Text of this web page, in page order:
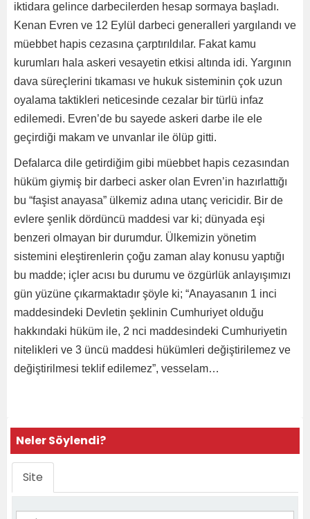
iktidara gelince darbecilerden hesap sormaya başladı.
Kenan Evren ve 12 Eylül darbeci generalleri yargılandı ve
müebbet hapis cezasına çarptırıldılar. Fakat kamu
kurumları hala askeri vesayetin etkisi altında idi. Yargının
dava süreçlerini tıkaması ve hukuk sisteminin çok uzun
oyalama taktikleri neticesinde cezalar bir türlü infaz
edilemedi. Evren’de bu sayede askeri darbe ile ele
geçirdiği makam ve unvanlar ile ölüp gitti.
Defalarca dile getirdiğim gibi müebbet hapis cezasından
hüküm giymiş bir darbeci asker olan Evren’in hazırlattığı
bu “faşist anayasa” ülkemiz adına utanç vericidir. Bir de
evlere şenlik dördüncü maddesi var ki; dünyada eşi
benzeri olmayan bir durumdur. Ülkemizin yönetim
sistemini eleştirenlerin çoğu zaman alay konusu yaptığı
bu madde; içler acısı bu durumu ve özgürlük anlayışımızı
gün yüzüne çıkarmaktadır şöyle ki; “Anayasanın 1 inci
maddesindeki Devletin şeklinin Cumhuriyet olduğu
hakkındaki hüküm ile, 2 nci maddesindeki Cumhuriyetin
nitelikleri ve 3 üncü maddesi hükümleri değiştirilemez ve
değiştirilmesi teklif edilemez”, vesselam…
Neler Söylendi?
Site